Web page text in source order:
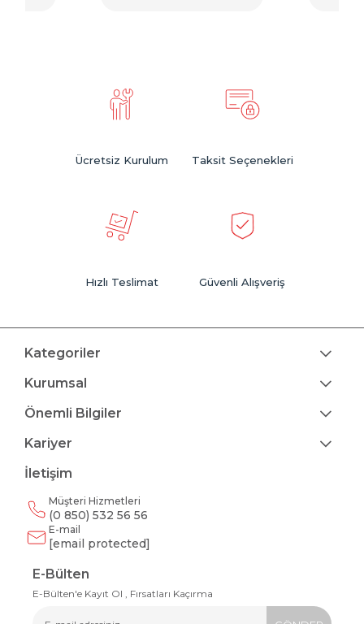
Ücretsiz Kurulum Taksit Seçenekleri
Hızlı Teslimat Güvenli Alışveriş
Kategoriler
Kurumsal
Önemli Bilgiler
Kariyer
İletişim
Müşteri Hizmetleri
(0 850) 532 56 56
E-mail
[email protected]
E-Bülten
E-Bülten'e Kayıt Ol , Fırsatları Kaçırma